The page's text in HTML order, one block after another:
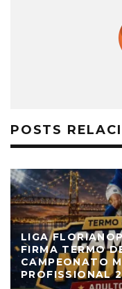
POSTS
LIGA
FIRMA TERMO
CAMPEONATO
PROFISSIONAL